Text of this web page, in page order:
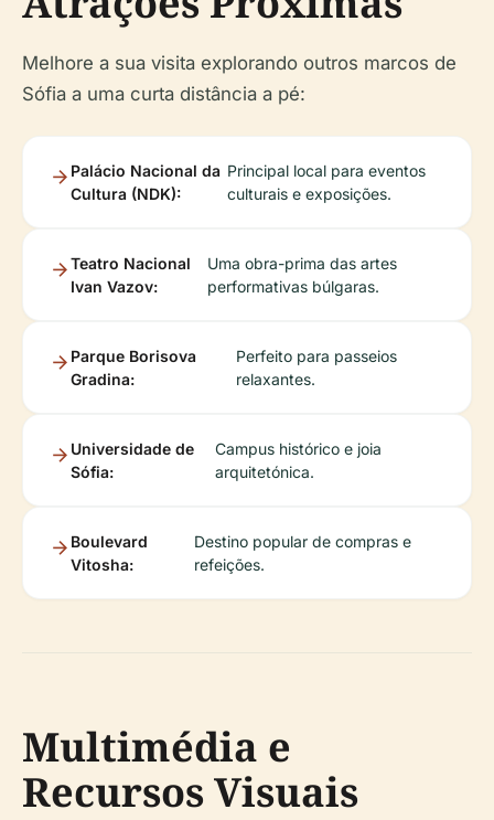
Melhore a sua visita explorando outros marcos de
Sófia a uma curta distância a pé:
Palácio Nacional da
Cultura (NDK):
Principal local para eventos
culturais e exposições.
Teatro Nacional
Ivan Vazov:
Uma obra-prima das artes
performativas búlgaras.
Parque Borisova
Gradina:
Perfeito para passeios
relaxantes.
Universidade de
Sófia:
Campus histórico e joia
arquitetónica.
Boulevard
Vitosha:
Destino popular de compras e
refeições.
Multimédia e
Recursos Visuais